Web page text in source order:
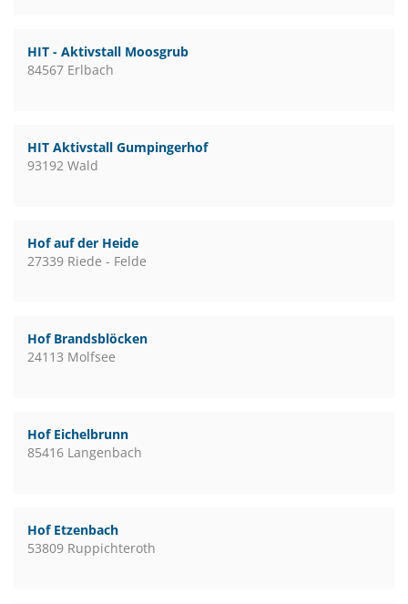
HIT - Aktivstall Moosgrub
84567 Erlbach
HIT Aktivstall Gumpingerhof
93192 Wald
Hof auf der Heide
27339 Riede - Felde
Hof Brandsblöcken
24113 Molfsee
Hof Eichelbrunn
85416 Langenbach
Hof Etzenbach
53809 Ruppichteroth